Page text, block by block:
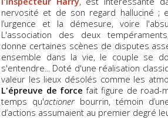
nervosité et de son regard halluciné ;
l’urgence et la démesure, voire
L'association des deux
donne certaines scènes de disputes
ensemble dans la vie, le couple se
s'entendre... Doté d'une réalisation
valeur les lieux désolés comme les
L'épreuve de force fait figure de road-
temps qu'actionerbourrin, témoin
d’actions assumaient au premier degré